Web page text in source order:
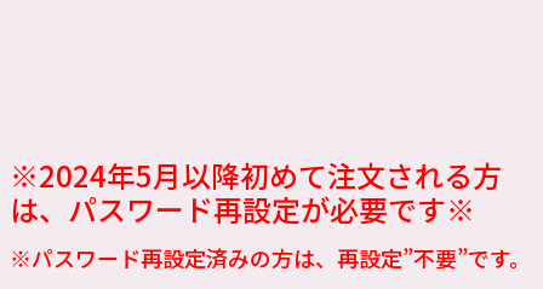
※2024年5月以降初めて注文される方
は、パスワード再設定が必要です※
※パスワード再設定済みの方は、再設定”不要”です。